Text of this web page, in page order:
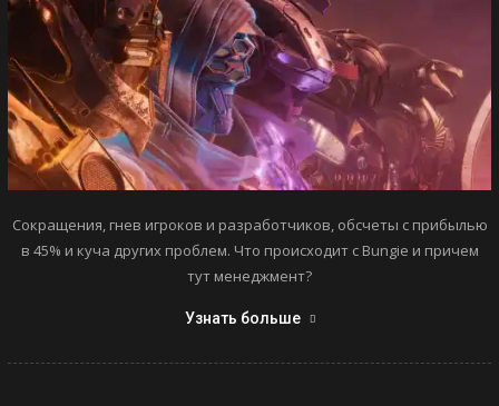
Сокращения, гнев игроков и разработчиков, обсчеты с прибылью
в 45% и куча других проблем. Что происходит с Bungie и причем
тут менеджмент?
Узнать больше